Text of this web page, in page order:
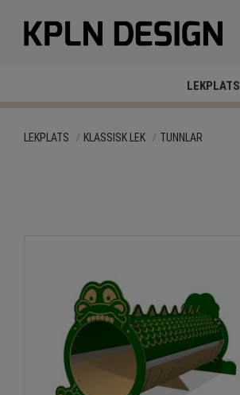
LEKPLATS
LEKPLATS KLASSISK LEK TUNNLAR